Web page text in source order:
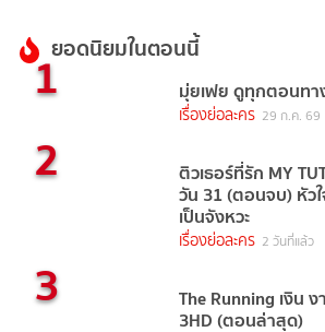
ยอดนิยมในตอนนี้
1 มุ่ยเฟย ดูทุกตอนทา
เรื่องย่อละคร 29 ก.ค. 69
2 ติวเธอร์ที่รัก MY
วัน 31 (ตอนจบ) หัว
เป็นจังหวะ
เรื่องย่อละคร 2 วันที่แล้ว
3 The Running เงิน
3HD (ตอนล่าสุด)